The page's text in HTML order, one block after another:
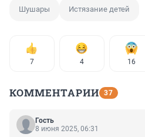
Шушары Истязание детей
7 4 16
КОММЕНТАРИИ 37
Гость
8 июня 2025, 06:31